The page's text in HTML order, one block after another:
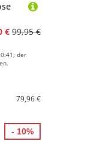
€ 99,95 €
der
79,96 €
- 10%